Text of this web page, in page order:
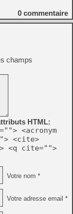
0 commentaire
champs
HTML:
<acronym
<cite>
<q cite="">
Votre nom *
Votre adresse email *